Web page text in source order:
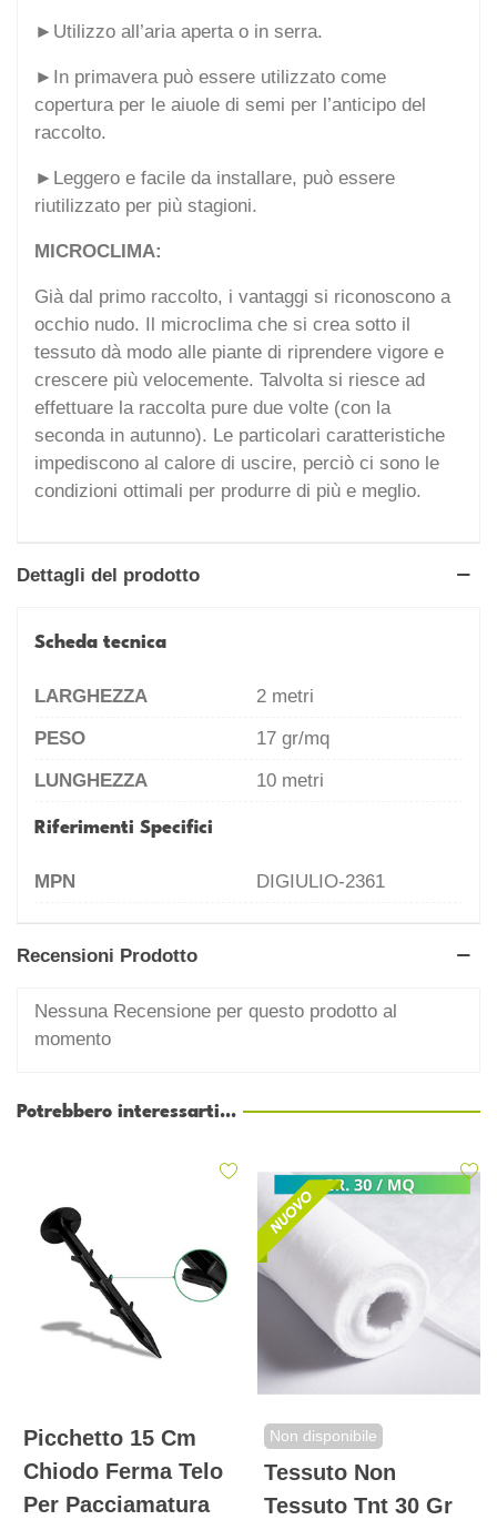
►Utilizzo all’aria aperta o in serra.
►In primavera può essere utilizzato come
copertura per le aiuole di semi per l’anticipo del
raccolto.
►Leggero e facile da installare, può essere
riutilizzato per più stagioni.
MICROCLIMA:
Già dal primo raccolto, i vantaggi si riconoscono a
occhio nudo. Il microclima che si crea sotto il
tessuto dà modo alle piante di riprendere vigore e
crescere più velocemente. Talvolta si riesce ad
effettuare la raccolta pure due volte (con la
seconda in autunno). Le particolari caratteristiche
impediscono al calore di uscire, perciò ci sono le
condizioni ottimali per produrre di più e meglio.
Dettagli del prodotto
Scheda tecnica
LARGHEZZA
2 metri
PESO
17 gr/mq
LUNGHEZZA
10 metri
Riferimenti Specifici
MPN DIGIULIO-2361
Recensioni Prodotto
Nessuna Recensione per questo prodotto al
momento
Potrebbero interessarti...
Picchetto 15 Cm
Chiodo Ferma Telo
Per Pacciamatura
Non disponibile
Tessuto Non
Tessuto Tnt 30 Gr